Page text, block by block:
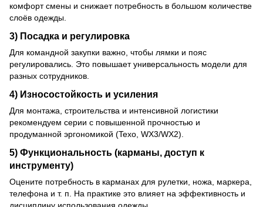
комфорт смены и снижает потребность в большом количестве
слоёв одежды.
3) Посадка и регулировка
Для командной закупки важно, чтобы лямки и пояс
регулировались. Это повышает универсальность модели для
разных сотрудников.
4) Износостойкость и усиления
Для монтажа, строительства и интенсивной логистики
рекомендуем серии с повышенной прочностью и
продуманной эргономикой (Texo, WX3/WX2).
5) Функциональность (карманы, доступ к
инструменту)
Оцените потребность в карманах для рулетки, ножа, маркера,
телефона и т. п. На практике это влияет на эффективность и
дисциплину использования одежды.